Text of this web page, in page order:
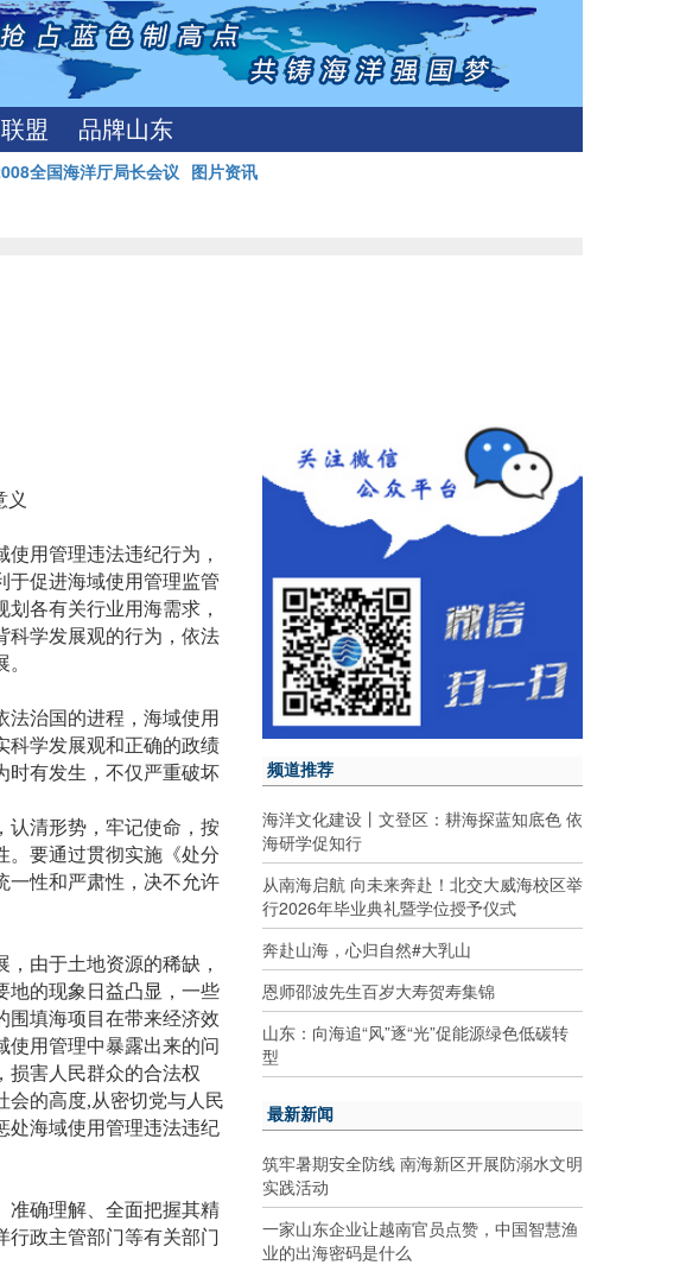
盟 品牌山东
全国海洋厅局长会议
图片资讯
义
用管理违法违纪行为，
于促进海域使用管理监管
各有关行业用海需求，
科学发展观的行为，依法
法治国的进程，海域使用
科学发展观和正确的政绩
时有发生，不仅严重破坏
认清形势，牢记使命，按
。要通过贯彻实施《处分
一性和严肃性，决不允许
由于土地资源的稀缺，
地的现象日益凸显，一些
围填海项目在带来经济效
使用管理中暴露出来的问
损害人民群众的合法权
会的高度,从密切党与人民
处海域使用管理违法违纪
准确理解、全面把握其精
行政主管部门等有关部门
频道推荐
海洋文化建设丨文登区：耕海探蓝知底色 依
海研学促知行
从南海启航 向未来奔赴！北交大威海校区举
行2026年毕业典礼暨学位授予仪式
奔赴山海，心归自然#大乳山
恩师邵波先生百岁大寿贺寿集锦
山东：向海追“风”逐“光”促能源绿色低碳转
型
最新新闻
筑牢暑期安全防线 南海新区开展防溺水文明
实践活动
一家山东企业让越南官员点赞，中国智慧渔
业的出海密码是什么